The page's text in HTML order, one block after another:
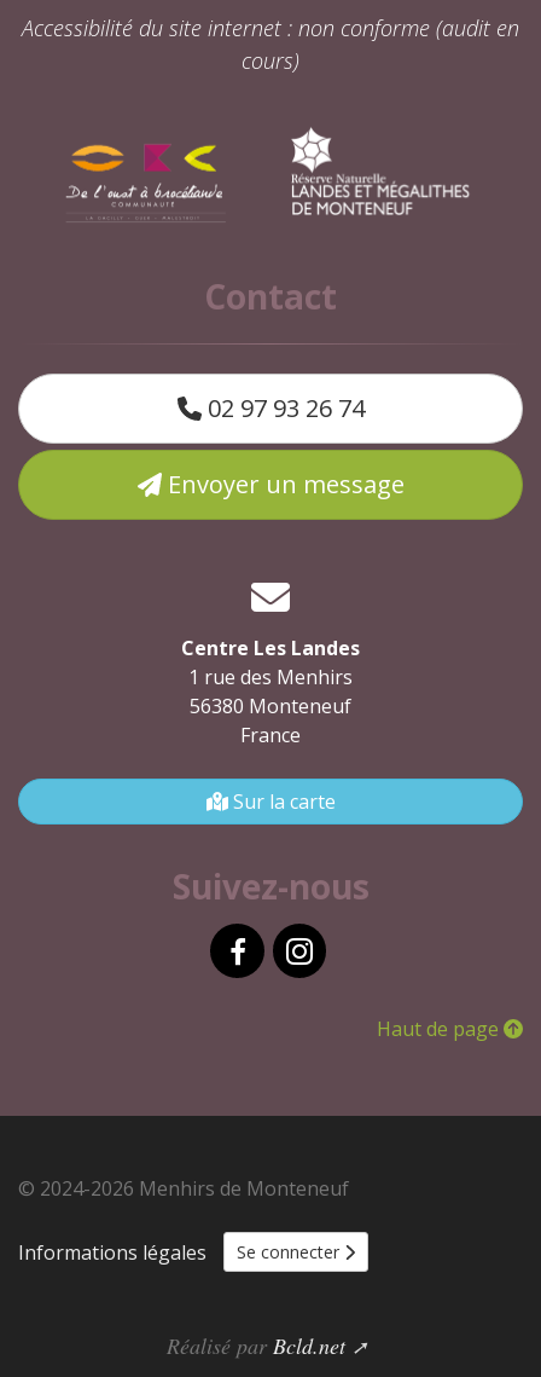
Accessibilité du site internet : non conforme (audit en
cours)
Contact
02 97 93 26 74
Envoyer un message
Centre Les Landes
1 rue des Menhirs
56380 Monteneuf
France
Sur la carte
Suivez-nous
Haut de page
© 2024-2026 Menhirs de Monteneuf
Informations légales Se connecter
Réalisé par Bcld.net